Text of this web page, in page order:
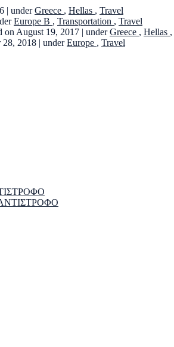
| underGreece , Hellas , Travel
Europe B , Transportation , Travel
on August 19, 2017 | underGreece , Hellas ,
28, 2018 | underEurope , Travel